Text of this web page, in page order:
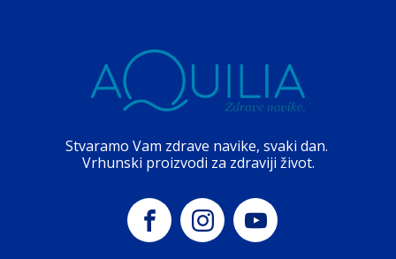
Stvaramo Vam zdrave navike, svaki dan.
Vrhunski proizvodi za zdraviji život.